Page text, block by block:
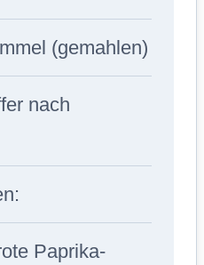
(gemahlen)
nach
Paprika-